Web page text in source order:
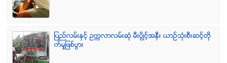
ျပည္လမ္းႏွင့္ ဥကၠလာလမ္းဆုံ မီးပြိဳင့္အနီး ယာဥ္သုံးစီးဆင့္တို
က္မႈျဖစ္ပြား